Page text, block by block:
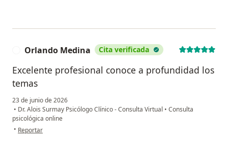
Orlando Medina Cita verificada
Excelente profesional conoce a profundidad los
temas
23 de junio de 2026
• Dr. Alois Surmay Psicólogo Clínico - Consulta Virtual • Consulta
psicológica online
• en opinión del usuario Orlando Medina
Reportar